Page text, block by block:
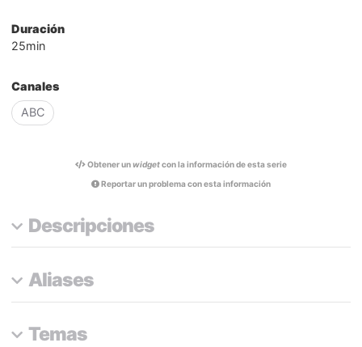
Duración
25min
Canales
ABC
Obtener unwidgetcon la información de esta serie
Reportar un problema con esta información
Descripciones
Aliases
Temas